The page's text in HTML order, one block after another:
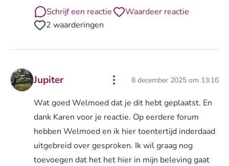
Schrijf een reactie
Waardeer reactie
2 waarderingen
Jupiter 8 december 2025 om 13:16
Wat goed Welmoed dat je dit hebt geplaatst. En
dank Karen voor je reactie. Op eerdere forum
hebben Welmoed en ik hier toentertijd inderdaad
uitgebreid over gesproken. Ik wil graag nog
toevoegen dat het het hier in mijn beleving gaat